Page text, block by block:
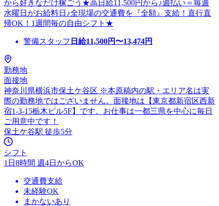
から好きなだけ稼ごう★高日給11,500円から♪週払い＝毎週
水曜日がお給料日♪全現場の交通費を『全額』支給！直行直
帰OK！1週間毎の自由シフト★
警備スタッフ 日給11,500円〜13,474円
勤務地
面接地
神奈川県横浜市保土ケ谷区 ※本原稿内の駅・エリア名は実
際の勤務地ではございません。面接地は【東京都新宿区西新
宿1-3-15栃木ビル5F】です。お仕事は一都三県を中心に毎日
ご用意中です！
保土ケ谷駅 徒歩5分
シフト
1日8時間 週4日からOK
交通費支給
未経験OK
まかないあり